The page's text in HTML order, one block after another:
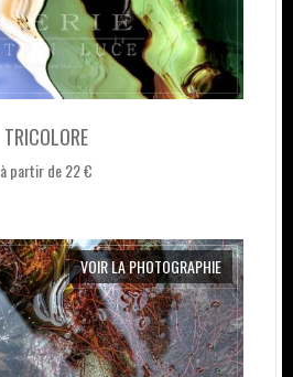
TRICOLORE
à partir de 22 €
VOIR LA PHOTOGRAPHIE